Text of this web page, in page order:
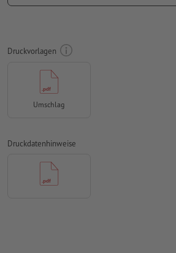
umlaufend 2 mm
mit mind. 5 mm Abstand zum Endformat
Schriftenmüssen vollständig
konvertiert werden
ungestrichene Papiere
Rechtschreib- und Satzfehler
Überdruckeneinstellungen
Druckvorlagen
Umschlag
Druckdatenhinweise